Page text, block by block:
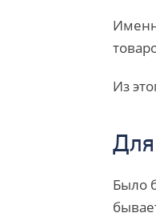
Из
Для
Было